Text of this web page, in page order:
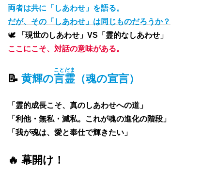
両者は共に「しあわせ」を語る。
だが、その「しあわせ」は同じものだろうか？
🕊
「現世のしあわせ」VS「霊的なしあわせ」
ここにこそ、対話の意味がある。
📝 黄輝の言霊
ことだま
（魂の宣言）
「霊的成長こそ、真のしあわせへの道」
「利他・無私・滅私。これが魂の進化の階段」
「我が魂は、愛と奉仕で輝きたい」
🔥 幕開け！